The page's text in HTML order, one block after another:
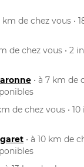
km de chez vous •
de chez vous • 2
• à 7 km de
de chez vous •
• à 10 km de